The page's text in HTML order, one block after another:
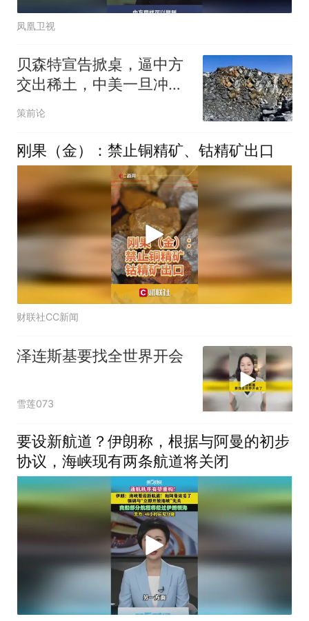
凤凰卫视
贝森特宣告掀桌，逼中方
交出稀土，中美一旦冲
突，结局逃不过11字
策前论
刚果（金）：禁止铜精矿、钴精矿出口
财联社CC新闻
泽连斯基要找全世界开会
雪莲073
要设新航道？伊朗称，根据与阿曼的初步
协议，海峡现有两条航道将关闭